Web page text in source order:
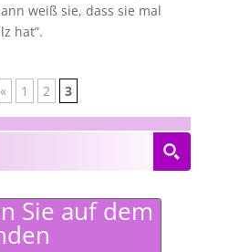
weiß sie, dass sie mal
hat”.
« 1 2 3
Sie auf dem